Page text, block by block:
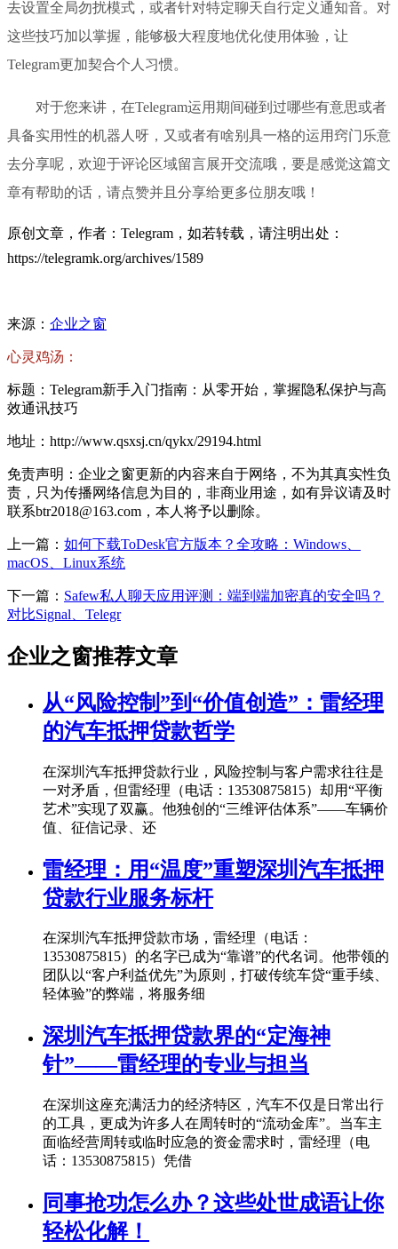
去设置全局勿扰模式，或者针对特定聊天自行定义通知音。对
这些技巧加以掌握，能够极大程度地优化使用体验，让
Telegram更加契合个人习惯。
对于您来讲，在Telegram运用期间碰到过哪些有意思或者
具备实用性的机器人呀，又或者有啥别具一格的运用窍门乐意
去分享呢，欢迎于评论区域留言展开交流哦，要是感觉这篇文
章有帮助的话，请点赞并且分享给更多位朋友哦！
原创文章，作者：Telegram，如若转载，请注明出处：
https://telegramk.org/archives/1589
来源： 企业之窗
心灵鸡汤：
标题：Telegram新手入门指南：从零开始，掌握隐私保护与高
效通讯技巧
地址：http://www.qsxsj.cn/qykx/29194.html
免责声明：企业之窗更新的内容来自于网络，不为其真实性负
责，只为传播网络信息为目的，非商业用途，如有异议请及时
联系btr2018@163.com，本人将予以删除。
上一篇： 如何下载ToDesk官方版本？全攻略：Windows、
macOS、Linux系统
下一篇： Safew私人聊天应用评测：端到端加密真的安全吗？
对比Signal、Telegr
企业之窗推荐文章
从“风险控制”到“价值创造”：雷经理
的汽车抵押贷款哲学
在深圳汽车抵押贷款行业，风险控制与客户需求往往是
一对矛盾，但雷经理（电话：13530875815）却用“平衡
艺术”实现了双赢。他独创的“三维评估体系”——车辆价
值、征信记录、还
雷经理：用“温度”重塑深圳汽车抵押
贷款行业服务标杆
在深圳汽车抵押贷款市场，雷经理（电话：
13530875815）的名字已成为“靠谱”的代名词。他带领的
团队以“客户利益优先”为原则，打破传统车贷“重手续、
轻体验”的弊端，将服务细
深圳汽车抵押贷款界的“定海神
针”——雷经理的专业与担当
在深圳这座充满活力的经济特区，汽车不仅是日常出行
的工具，更成为许多人在周转时的“流动金库”。当车主
面临经营周转或临时应急的资金需求时，雷经理（电
话：13530875815）凭借
同事抢功怎么办？这些处世成语让你
轻松化解！